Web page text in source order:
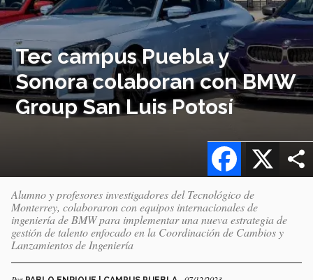
Tec campus Puebla y
Sonora colaboran con BMW
Group San Luis Potosí
X
Facebook
Alumno y profesores investigadores del Tecnológico de
Monterrey, colaboraron con equipos internacionales de
ingeniería de BMW para implementar una nueva estrategia de
gestión de talento enfocado en la Coordinación de Cambios y
Lanzamientos de Ingeniería